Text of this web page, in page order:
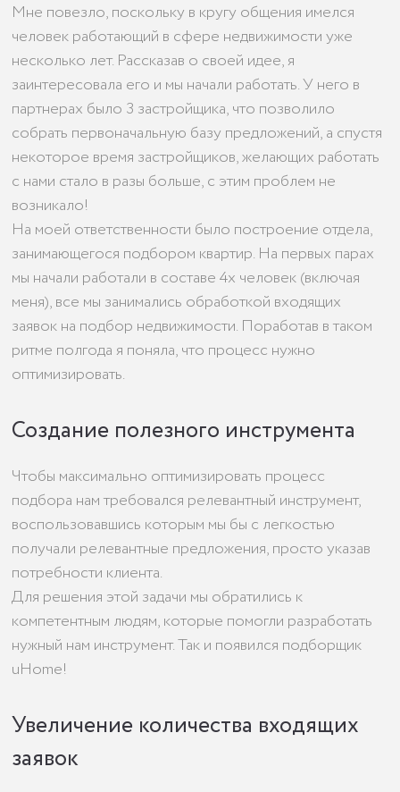
Мне повезло, поскольку в кругу общения имелся
человек работающий в сфере недвижимости уже
несколько лет. Рассказав о своей идее, я
заинтересовала его и мы начали работать. У него в
партнерах было 3 застройщика, что позволило
собрать первоначальную базу предложений, а спустя
некоторое время застройщиков, желающих работать
с нами стало в разы больше, с этим проблем не
возникало!
На моей ответственности было построение отдела,
занимающегося подбором квартир. На первых парах
мы начали работали в составе 4х человек (включая
меня), все мы занимались обработкой входящих
заявок на подбор недвижимости. Поработав в таком
ритме полгода я поняла, что процесс нужно
оптимизировать.
Создание полезного инструмента
Чтобы максимально оптимизировать процесс
подбора нам требовался релевантный инструмент,
воспользовавшись которым мы бы с легкостью
получали релевантные предложения, просто указав
потребности клиента.
Для решения этой задачи мы обратились к
компетентным людям, которые помогли разработать
нужный нам инструмент. Так и появился подборщик
uHome!
Увеличение количества входящих
заявок